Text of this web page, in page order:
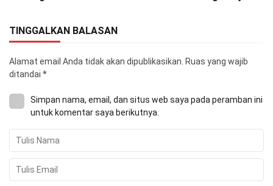
TINGGALKAN BALASAN
Alamat email Anda tidak akan dipublikasikan. Ruas yang wajib
ditandai *
Simpan nama, email, dan situs web saya pada peramban ini
untuk komentar saya berikutnya.